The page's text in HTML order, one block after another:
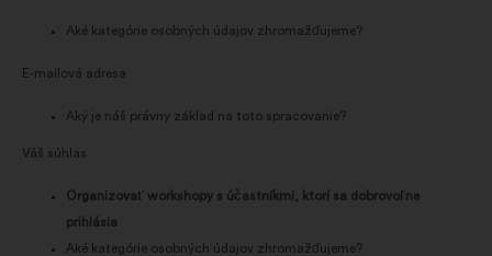
Aké kategórie osobných údajov zhromažďujeme?
E-mailová adresa
Aký je náš právny základ na toto spracovanie?
Váš súhlas
Organizovať workshopy s účastníkmi, ktorí sa dobrovoľne
prihlásia
Aké kategórie osobných údajov zhromažďujeme?